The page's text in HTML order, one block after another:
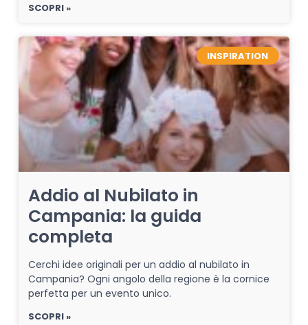
SCOPRI »
INSPIRATION
Addio al Nubilato in
Campania: la guida
completa
Cerchi idee originali per un addio al nubilato in
Campania? Ogni angolo della regione è la cornice
perfetta per un evento unico.
SCOPRI »